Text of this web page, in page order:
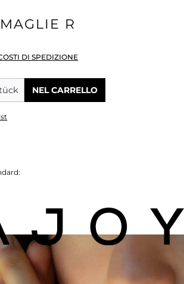
R
DI SPEDIZIONE
inserisci la
NEL CARRELLO